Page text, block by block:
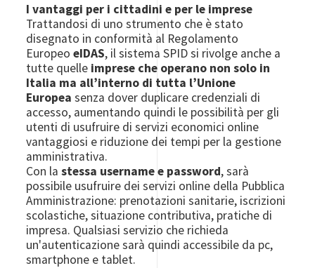
I vantaggi per i cittadini e per le imprese
Trattandosi di uno strumento che è stato
disegnato in conformità al Regolamento
EuropeoeIDAS, il sistema SPID si rivolge anche a
tutte quelle imprese che operano non solo in
Italia ma all’interno di tutta l’Unione
Europea senza dover duplicare credenziali di
accesso, aumentando quindi le possibilità per gli
utenti di usufruire di servizi economici online
vantaggiosi e riduzione dei tempi per la gestione
amministrativa.
Con lastessa username e password, sarà
possibile usufruire dei servizi online della Pubblica
Amministrazione: prenotazioni sanitarie, iscrizioni
scolastiche, situazione contributiva, pratiche di
impresa. Qualsiasi servizio che richieda
un'autenticazione sarà quindi accessibile da pc,
smartphone e tablet.